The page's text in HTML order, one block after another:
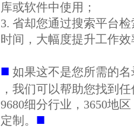
库或软件中使用；
3. 省却您通过搜索平台
时间，大幅度提升工作效
■ 如果这不是您所需的
，我们可以帮助您找到
9680细分行业，3650地
定制。 ■